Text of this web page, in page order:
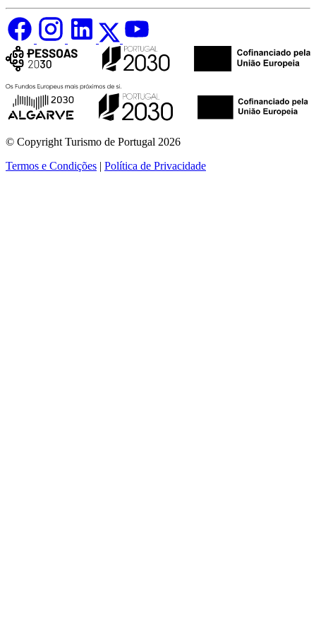
© Copyright Turismo de Portugal 2026
Termos e Condições | Política de Privacidade